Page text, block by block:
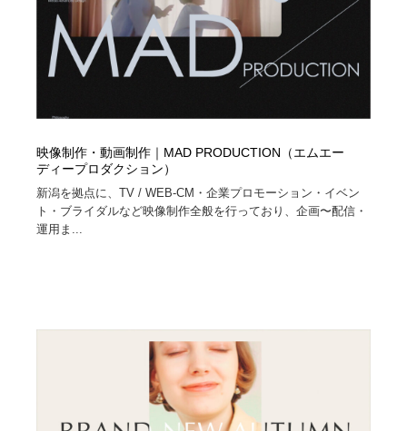
映像制作・動画制作｜MAD PRODUCTION（エムエー
ディープロダクション）
新潟を拠点に、TV / WEB-CM・企業プロモーション・イベン
ト・ブライダルなど映像制作全般を行っており、企画〜配信・
運用ま...